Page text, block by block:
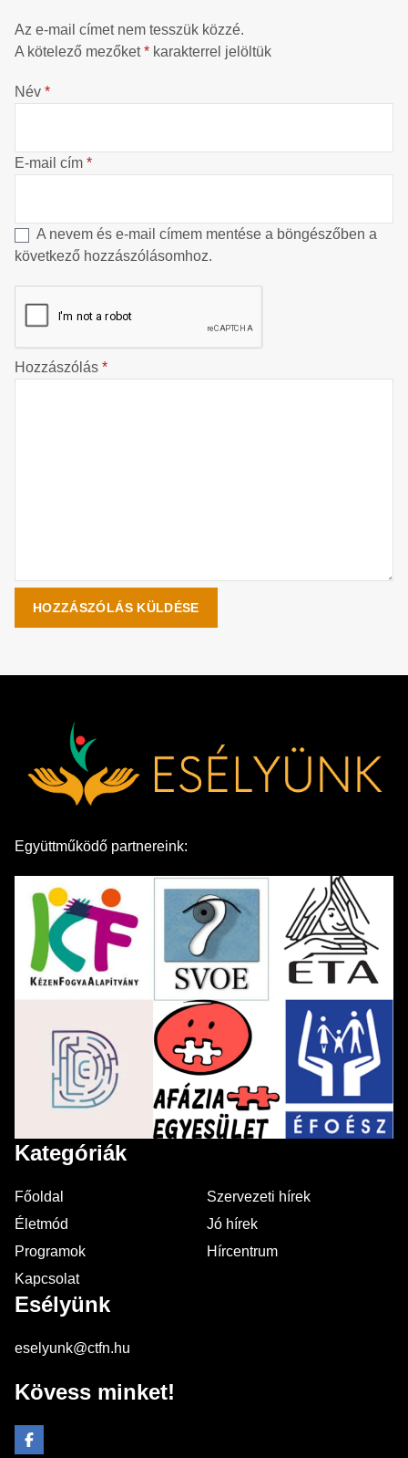
Az e-mail címet nem tesszük közzé.
A kötelező mezőket* karakterrel jelöltük
Név *
E-mail cím *
A nevem és e-mail címem mentése a böngészőben a
következő hozzászólásomhoz.
Hozzászólás *
Együttműködő partnereink:
Kategóriák
Főoldal
Szervezeti hírek
Életmód
Jó hírek
Programok
Hírcentrum
Kapcsolat
Esélyünk
eselyunk@ctfn.hu
Kövess minket!